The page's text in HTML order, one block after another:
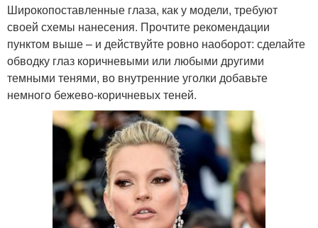
Широкопоставленные глаза, как у модели, требуют
своей схемы нанесения. Прочтите рекомендации
пунктом выше – и действуйте ровно наоборот: сделайте
обводку глаз коричневыми или любыми другими
темными тенями, во внутренние уголки добавьте
немного бежево-коричневых теней.